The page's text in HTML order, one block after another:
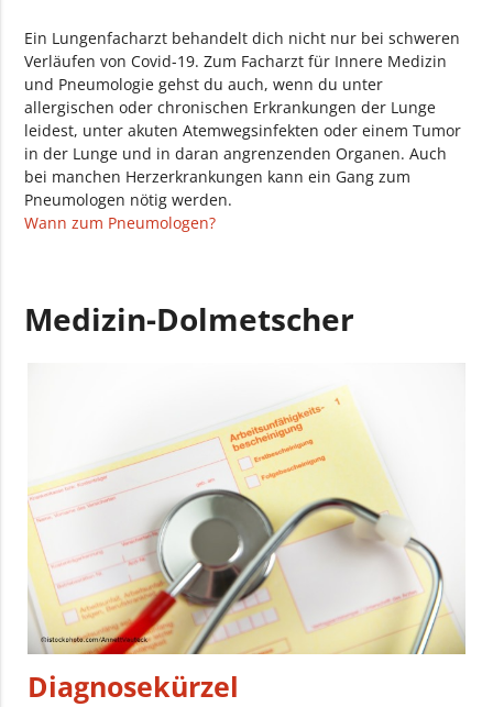
Ein Lungenfacharzt behandelt dich nicht nur bei schweren
Verläufen von Covid-19. Zum Facharzt für Innere Medizin
und Pneumologie gehst du auch, wenn du unter
allergischen oder chronischen Erkrankungen der Lunge
leidest, unter akuten Atemwegsinfekten oder einem Tumor
in der Lunge und in daran angrenzenden Organen. Auch
bei manchen Herzerkrankungen kann ein Gang zum
Pneumologen nötig werden.
Wann zum Pneumologen?
Medizin-Dolmetscher
Diagnosekürzel